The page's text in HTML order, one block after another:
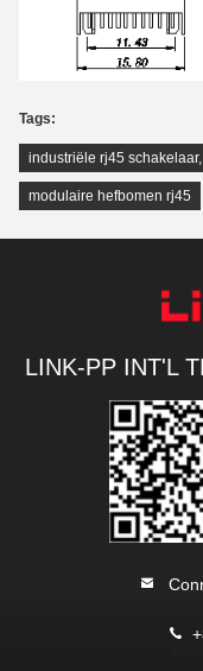
Tags:
industriële rj45 schakelaar,
modulaire hefbomen rj45
LINK-PP INT'L